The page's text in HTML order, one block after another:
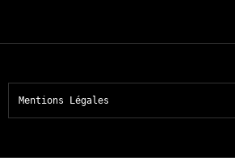
Mentions Légales